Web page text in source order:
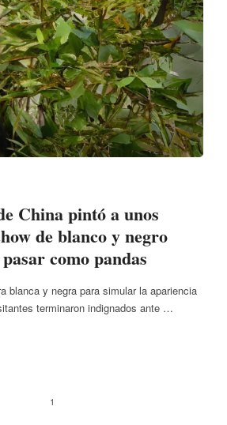
China pintó a unos
de blanco y negro
como pandas
blanca y negra para simular la apariencia
terminaron indignados ante …
1